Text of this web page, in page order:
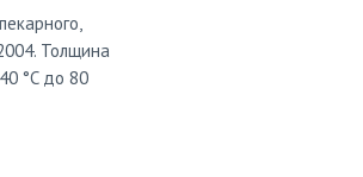
Толщина
°C до 80